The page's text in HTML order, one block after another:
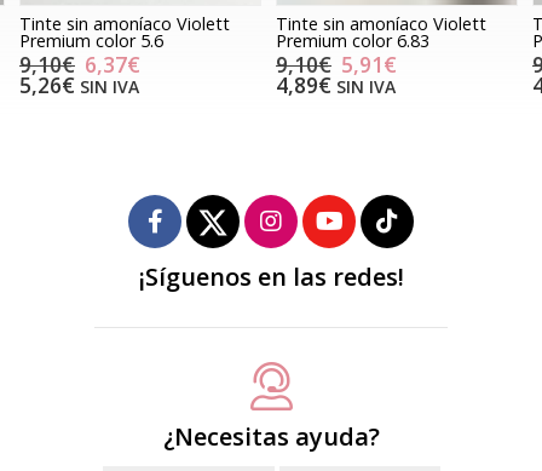
Tinte sin amoníaco Violett
Premium color 5.6
9,10€ 6,37€
5,26€ SIN IVA
Tinte sin amoníaco Violett
Premium color 6.83
9,10€ 5,91€
4,89€ SIN IVA
¡Síguenos en las redes!
¿Necesitas ayuda?